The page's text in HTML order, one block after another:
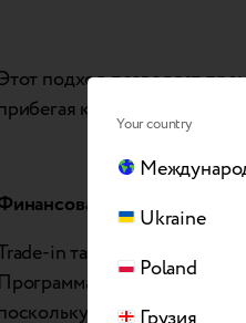
подход позволяет
к прямым
и
in также несет
Программа облегчает
они получают
Your country
Ukraine
Poland
Грузия